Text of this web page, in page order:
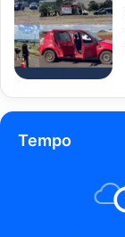
Tempo